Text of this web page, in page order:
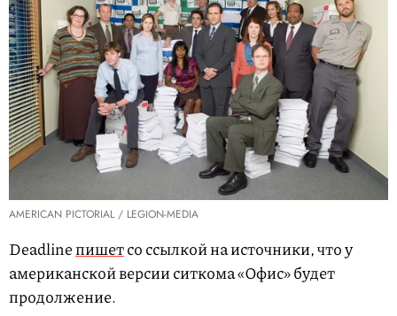
AMERICAN PICTORIAL / LEGION-MEDIA
Deadlineпишетсо ссылкой на источники, что у
американской версии ситкома «Офис» будет
продолжение.